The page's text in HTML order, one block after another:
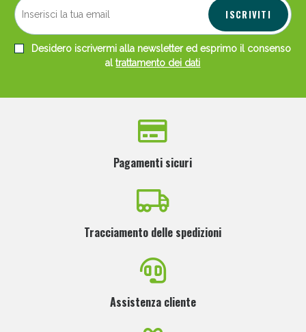
ISCRIVITI
Desidero iscrivermi alla newsletter ed esprimo il consenso
altrattamento dei dati
Pagamenti sicuri
Tracciamento delle spedizioni
Assistenza cliente